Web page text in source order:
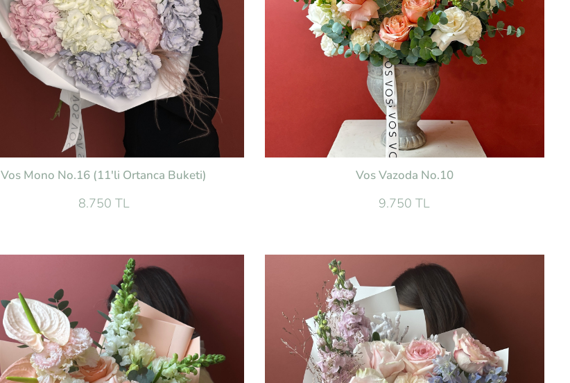
Vos Mono No.16 (11'li Ortanca Buketi)
8.750 TL
Vos Vazoda No.10
9.750 TL